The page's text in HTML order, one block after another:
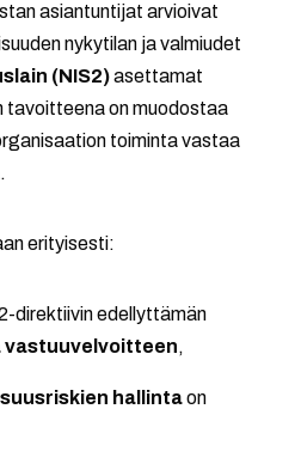
asiantuntijat arvioivat
nykytilan ja valmiudet
(NIS2)asettamat
on muodostaa
toiminta vastaa
erityisesti:
direktiivin edellyttämän
vastuuvelvoitteen,
hallintaon